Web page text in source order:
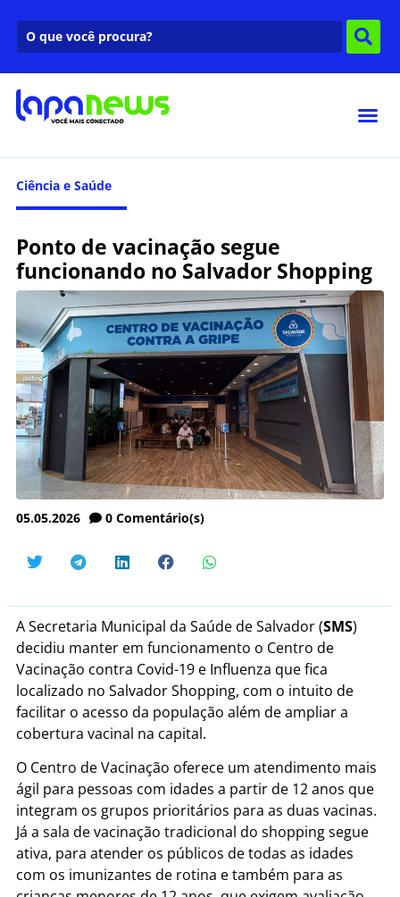
Ciência e Saúde
Ponto de vacinação segue
funcionando no Salvador Shopping
05.05.2026 0 Comentário(s)
A Secretaria Municipal da Saúde de Salvador (SMS)
decidiu manter em funcionamento o Centro de
Vacinação contra Covid-19 e Influenza que fica
localizado no Salvador Shopping, com o intuito de
facilitar o acesso da população além de ampliar a
cobertura vacinal na capital.
O Centro de Vacinação oferece um atendimento mais
ágil para pessoas com idades a partir de 12 anos que
integram os grupos prioritários para as duas vacinas.
Já a sala de vacinação tradicional do shopping segue
ativa, para atender os públicos de todas as idades
com os imunizantes de rotina e também para as